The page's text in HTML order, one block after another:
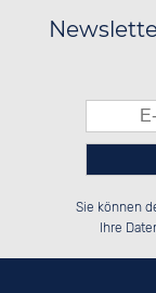
██░░██░░██░░░░░░██░░██░░░░░░██░░
██████░░██████░░██████░░░░████░░
██░░██░░░░░░██░░██░░██░░░░░░██░░
Sie können
Ihre